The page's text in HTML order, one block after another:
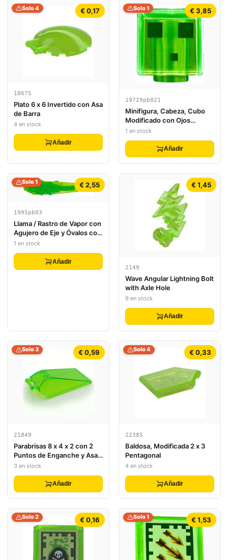
€ 0,17
Solo 4
18675
Plato 6 x 6 Invertido con Asa
de Barra
4 en stock
Añadir
€ 3,85
Solo 1
19729pb021
Minifigura, Cabeza, Cubo
Modificado con Ojos
Pixelados Verde Oscuro y
1 en stock
Añadir
€ 2,55
Solo 1
1995pb03
Llama / Rastro de Vapor con
Agujero de Eje y Óvalos con
patrón Verde Brillante
Marmoleado
1 en stock
Añadir
€ 1,45
2149
Wave Angular Lightning Bolt
with Axle Hole
9 en stock
Añadir
€ 0,59
Solo 3
21849
Parabrisas 8 x 4 x 2 con 2
Puntos de Enganche y Asa
de Barra
3 en stock
Añadir
€ 0,33
Solo 4
22385
Baldosa, Modificada 2 x 3
Pentagonal
4 en stock
Añadir
€ 0,16
Solo 2 € 1,53
Solo 1